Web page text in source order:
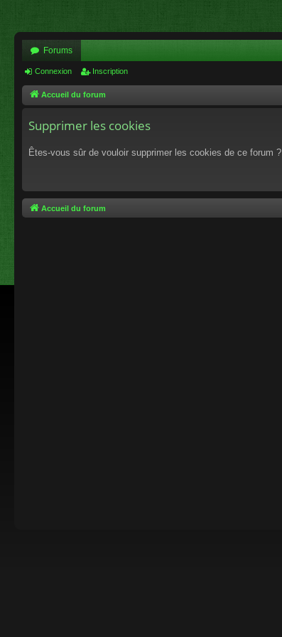
Forums
Connexion Inscription
Accueil du forum
Supprimer les cookies
Êtes-vous sûr de vouloir supprimer les cookies de ce forum ?
Accueil du forum